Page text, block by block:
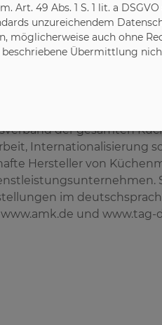
(AMK)
der gesamten
Internationalisierung
Hersteller von
im
www.amk.de und www.tag-
Art. 49 Abs. 1 S. 1 lit. a
unzureichendem
möglicherweise auch ohne
Übermittlung